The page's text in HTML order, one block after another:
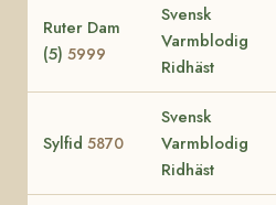
Ruter Dam
(5) 5999
Svensk
Varmblodig
Ridhäst
Sylfid 5870
Svensk
Varmblodig
Ridhäst